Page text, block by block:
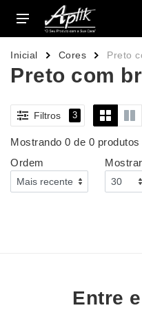
Inicial Cores Preto
Preto com
Filtros 3
Mostrando 0 de 0 produtos
Ordem
Mostrar
Entre